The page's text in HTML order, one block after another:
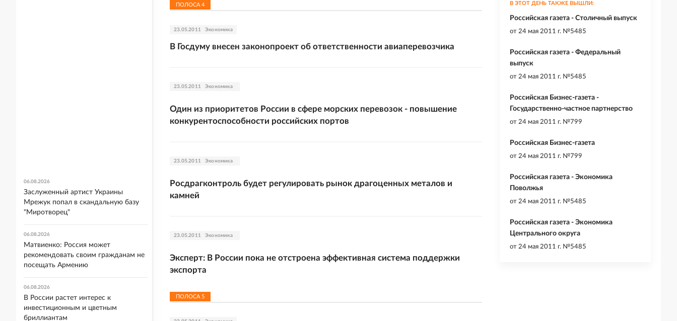
ПОЛОСА 4
23.05.2011 Экономика
В Госдуму внесен законопроект об ответственности авиаперевозчика
23.05.2011 Экономика
Один из приоритетов России в сфере морских перевозок - повышение
конкурентоспособности российских портов
23.05.2011 Экономика
Росдрагконтроль будет регулировать рынок драгоценных металов и
камней
23.05.2011 Экономика
Эксперт: В России пока не отстроена эффективная система поддержки
экспорта
ПОЛОСА 5
В ЭТОТ ДЕНЬ ТАКЖЕ ВЫШЛИ:
Российская газета - Столичный выпуск
от 24 мая 2011 г. №5485
Российская газета - Федеральный
выпуск
от 24 мая 2011 г. №5485
Российская Бизнес-газета -
Государственно-частное партнерство
от 24 мая 2011 г. №799
Российская Бизнес-газета
от 24 мая 2011 г. №799
Российская газета - Экономика
Поволжья
от 24 мая 2011 г. №5485
Российская газета - Экономика
Центрального округа
от 24 мая 2011 г. №5485
06.08.2026
Заслуженный артист Украины
Мрежук попал в скандальную базу
"Миротворец"
06.08.2026
Матвиенко: Россия может
рекомендовать своим гражданам не
посещать Армению
06.08.2026
В России растет интерес к
инвестиционным и цветным
бриллиантам